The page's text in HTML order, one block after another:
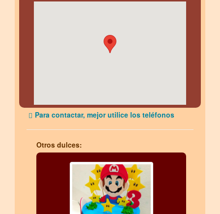
Para contactar, mejor utilice los teléfonos
Otros dulces: